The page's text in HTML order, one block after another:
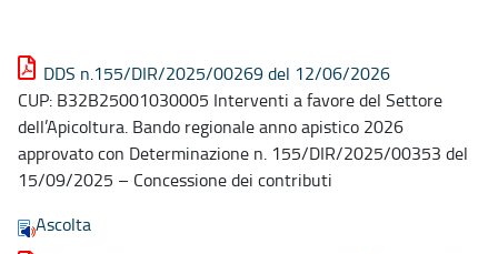
DDS n.155/DIR/2025/00269 del 12/06/2026
CUP: B32B25001030005 Interventi a favore del Settore
dell’Apicoltura. Bando regionale anno apistico 2026
approvato con Determinazione n. 155/DIR/2025/00353 del
15/09/2025 – Concessione dei contributi
Ascolta